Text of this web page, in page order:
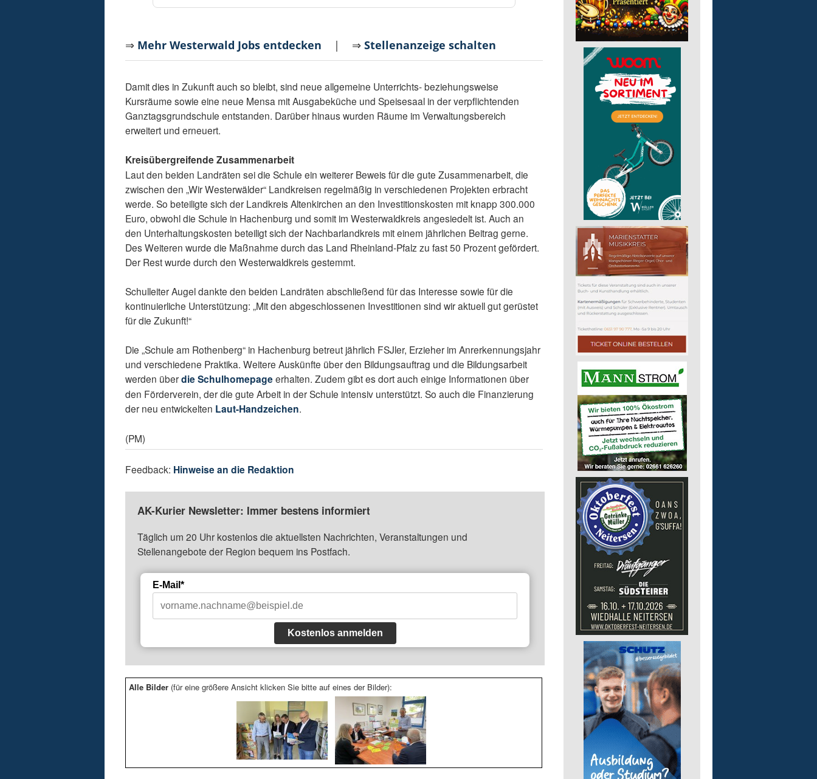
⇒ Mehr Westerwald Jobs entdecken | ⇒Stellenanzeige schalten
Damit dies in Zukunft auch so bleibt, sind neue allgemeine Unterrichts- beziehungsweise
Kursräume sowie eine neue Mensa mit Ausgabeküche und Speisesaal in der verpflichtenden
Ganztagsgrundschule entstanden. Darüber hinaus wurden Räume im Verwaltungsbereich
erweitert und erneuert.
Kreisübergreifende Zusammenarbeit
Laut den beiden Landräten sei die Schule ein weiterer Beweis für die gute Zusammenarbeit, die
zwischen den „Wir Westerwälder“ Landkreisen regelmäßig in verschiedenen Projekten erbracht
werde. So beteiligte sich der Landkreis Altenkirchen an den Investitionskosten mit knapp 300.000
Euro, obwohl die Schule in Hachenburg und somit im Westerwaldkreis angesiedelt ist. Auch an
den Unterhaltungskosten beteiligt sich der Nachbarlandkreis mit einem jährlichen Beitrag gerne.
Des Weiteren wurde die Maßnahme durch das Land Rheinland-Pfalz zu fast 50 Prozent gefördert.
Der Rest wurde durch den Westerwaldkreis gestemmt.
Schulleiter Augel dankte den beiden Landräten abschließend für das Interesse sowie für die
kontinuierliche Unterstützung: „Mit den abgeschlossenen Investitionen sind wir aktuell gut gerüstet
für die Zukunft!“
Die „Schule am Rothenberg“ in Hachenburg betreut jährlich FSJler, Erzieher im Anrerkennungsjahr
und verschiedene Praktika. Weitere Auskünfte über den Bildungsauftrag und die Bildungsarbeit
werden überdie Schulhomepageerhalten. Zudem gibt es dort auch einige Informationen über
den Förderverein, der die gute Arbeit in der Schule intensiv unterstützt. So auch die Finanzierung
der neu entwickelten Laut-Handzeichen.
(PM)
Feedback: Hinweise an die Redaktion
AK-Kurier Newsletter: Immer bestens informiert
Täglich um 20 Uhr kostenlos die aktuellsten Nachrichten, Veranstaltungen und
Stellenangebote der Region bequem ins Postfach.
E-Mail*
Kostenlos anmelden
Alle Bilder (für eine größere Ansicht klicken Sie bitte auf eines der Bilder):